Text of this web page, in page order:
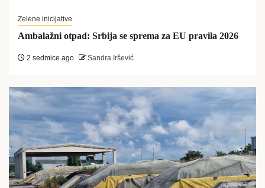
Zelene inicijative
Ambalažni otpad: Srbija se sprema za EU pravila 2026
2 sedmice ago Sandra Iršević